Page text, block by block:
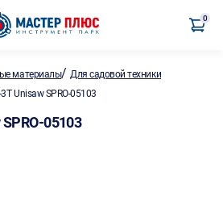
0
материалы/Для садовой техники
Unisaw SPRO-05103
05103